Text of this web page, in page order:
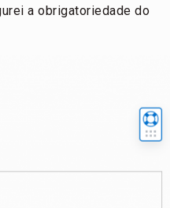
a obrigatoriedade do